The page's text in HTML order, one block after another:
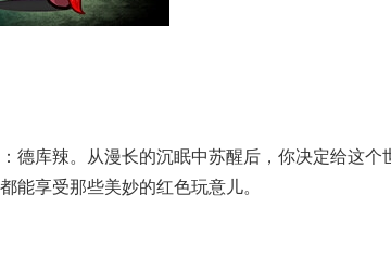
德库辣。从漫长的沉眠中苏醒后，你决定给这个
能享受那些美妙的红色玩意儿。